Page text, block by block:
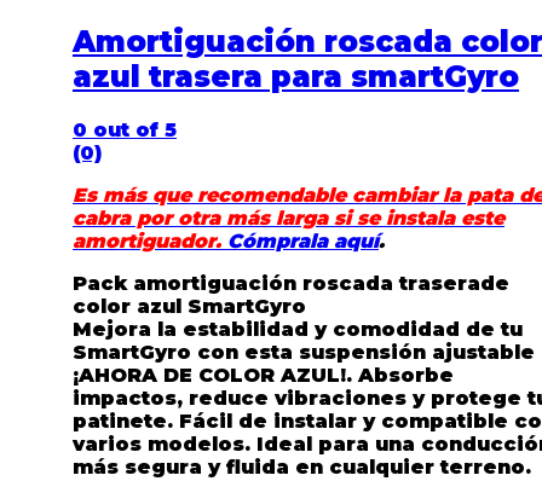
Amortiguación roscada color
azul trasera para smartGyro
0 out of 5
(0)
Es más que recomendable cambiar la pata
cabra por otra más larga si se instala este
amortiguador. Cómprala aquí.
Pack amortiguación roscada traserade
color azul SmartGyro
Mejora la estabilidad y comodidad de tu
SmartGyro con esta suspensión ajustable
¡AHORA DE COLOR AZUL!. Absorbe
impactos, reduce vibraciones y protege
patinete. Fácil de instalar y compatible
varios modelos. Ideal para una
más segura y fluida en cualquier terreno.